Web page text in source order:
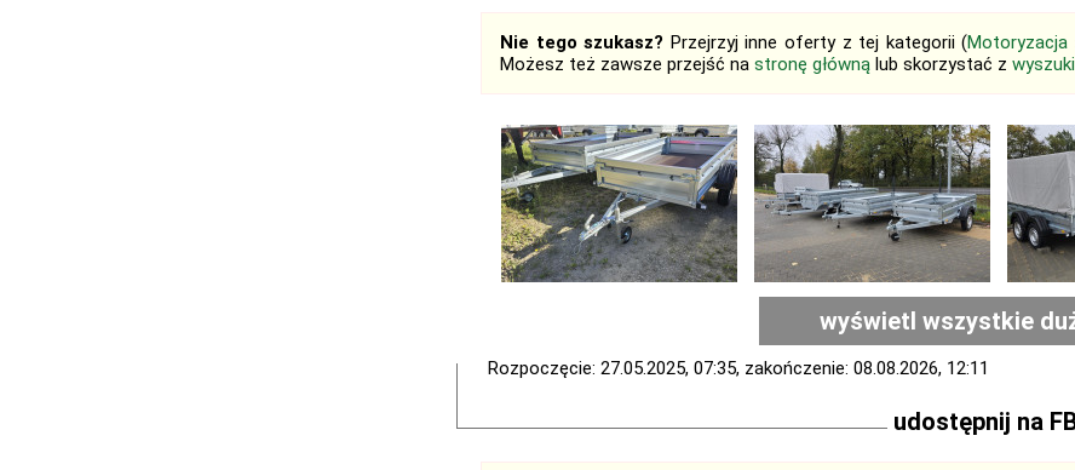
Nie tego szukasz? Przejrzyj inne oferty z tej kategorii (Motoryzacja
Możesz też zawsze przejść na stronę główną lub skorzystać z
wyświetl wszystkie
Rozpoczęcie: 27.05.2025, 07:35, zakończenie: 08.08.2026, 12:11
udostępnij na